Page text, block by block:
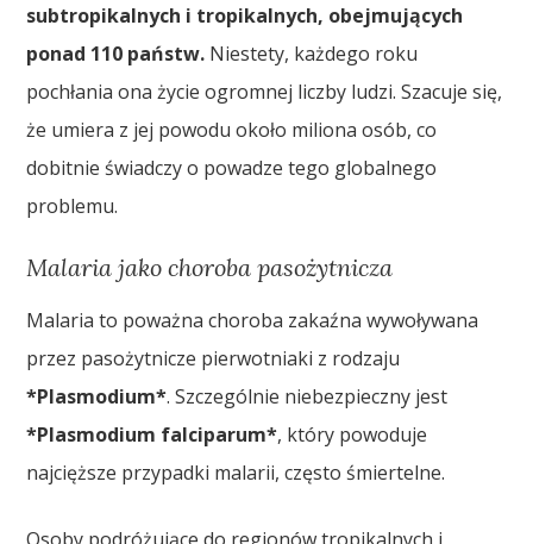
subtropikalnych i tropikalnych, obejmujących
ponad 110 państw. Niestety, każdego roku
pochłania ona życie ogromnej liczby ludzi. Szacuje się,
że umiera z jej powodu około miliona osób, co
dobitnie świadczy o powadze tego globalnego
problemu.
Malaria jako choroba pasożytnicza
Malaria to poważna choroba zakaźna wywoływana
przez pasożytnicze pierwotniaki z rodzaju
*Plasmodium*. Szczególnie niebezpieczny jest
*Plasmodium falciparum*, który powoduje
najcięższe przypadki malarii, często śmiertelne.
Osoby podróżujące do regionów tropikalnych i